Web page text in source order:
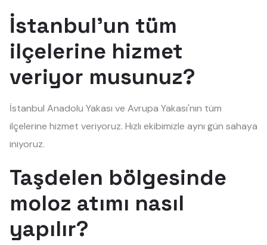
İstanbul'un tüm
ilçelerine hizmet
veriyor musunuz?
İstanbul Anadolu Yakası ve Avrupa Yakası'nın tüm
ilçelerine hizmet veriyoruz. Hızlı ekibimizle aynı gün sahaya
iniyoruz.
Taşdelen bölgesinde
moloz atımı nasıl
yapılır?